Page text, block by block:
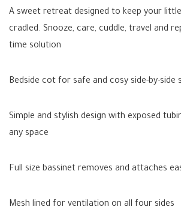
A sweet retreat designed to keep your
cradled. Snooze, care, cuddle, travel and
time solution
Bedside cot for safe and cosy side-by-side
Simple and stylish design with exposed
any space
Full size bassinet removes and attaches
Mesh lined for ventilation on all four sides